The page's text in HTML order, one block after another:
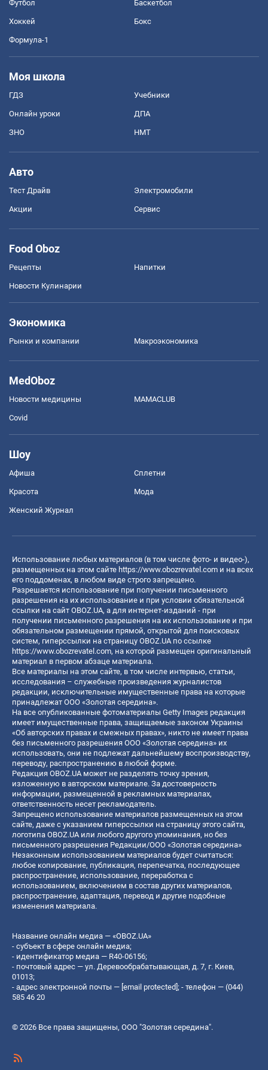
Футбол Баскетбол
Хоккей Бокс
Формула-1
Моя школа
ГДЗ Учебники
Онлайн уроки ДПА
ЗНО НМТ
Авто
Тест Драйв Электромобили
Акции Сервис
Food Oboz
Рецепты Напитки
Новости Кулинарии
Экономика
Рынки и компании Mакроэкономика
MedOboz
Новости медицины MAMACLUB
Covid
Шоу
Афиша Сплетни
Красота Мода
Женский Журнал
Использование любых материалов (в том числе фото- и видео-),
размещенных на этом сайте https://www.obozrevatel.com и на всех
его поддоменах, в любом виде строго запрещено.
Разрешается использование при получении письменного
разрешения на их использование и при условии обязательной
ссылки на сайт OBOZ.UA, а для интернет-изданий - при
получении письменного разрешения на их использование и при
обязательном размещении прямой, открытой для поисковых
систем, гиперссылки на страницу OBOZ.UA по ссылке
https://www.obozrevatel.com, на которой размещен оригинальный
материал в первом абзаце материала.
Все материалы на этом сайте, в том числе интервью, статьи,
исследования – служебные произведения журналистов
редакции, исключительные имущественные права на которые
принадлежат ООО «Золотая середина».
На все опубликованные фотоматериалы Getty Images редакция
имеет имущественные права, защищаемые законом Украины
«Об авторских правах и смежных правах», никто не имеет права
без письменного разрешения ООО «Золотая середина» их
использовать, они не подлежат дальнейшему воспроизводству,
переводу, распространению в любой форме.
Редакция OBOZ.UA может не разделять точку зрения,
изложенную в авторском материале. За достоверность
информации, размещенной в рекламных материалах,
ответственность несет рекламодатель.
Запрещено использование материалов размещенных на этом
сайте, даже с указанием гиперссылки на страницу этого сайта,
логотипа OBOZ.UA или любого другого упоминания, но без
письменного разрешения Редакции/ООО «Золотая середина»
Незаконным использованием материалов будет считаться:
любое копирование, публикация, перепечатка, последующее
распространение, использование, переработка с
использованием, включением в состав других материалов,
распространение, адаптация, перевод и другие подобные
изменения материала.
Название онлайн медиа — «OBOZ.UA»
- субъект в сфере онлайн медиа;
- идентификатор медиа — R40-06156;
- почтовый адрес — ул. Деревообрабатывающая, д. 7, г. Киев,
01013;
- адрес электронной почты — [email protected]; - телефон — (044)
585 46 20
© 2026 Все права защищены, ООО "Золотая середина".